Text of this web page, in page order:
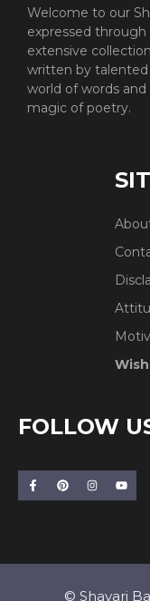
Welcome to our
expressed
extensive
written by
world of words
magic of poetry.
FOLLOW
© Shayari